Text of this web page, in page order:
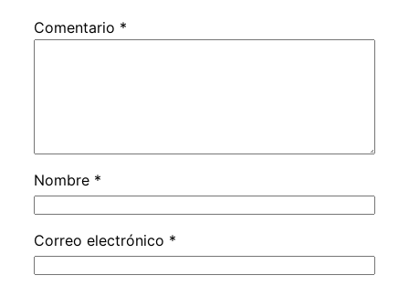
Comentario *
Nombre *
Correo electrónico *